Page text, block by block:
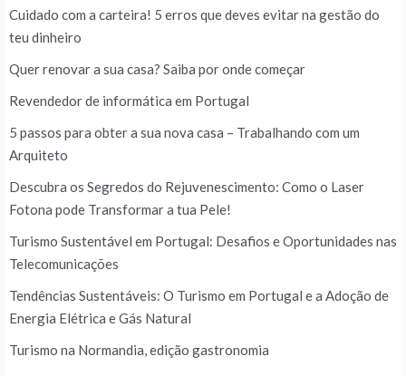
Cuidado com a carteira! 5 erros que deves evitar na gestão do
teu dinheiro
Quer renovar a sua casa? Saiba por onde começar
Revendedor de informática em Portugal
5 passos para obter a sua nova casa – Trabalhando com um
Arquiteto
Descubra os Segredos do Rejuvenescimento: Como o Laser
Fotona pode Transformar a tua Pele!
Turismo Sustentável em Portugal: Desafios e Oportunidades nas
Telecomunicações
Tendências Sustentáveis: O Turismo em Portugal e a Adoção de
Energia Elétrica e Gás Natural
Turismo na Normandia, edição gastronomia